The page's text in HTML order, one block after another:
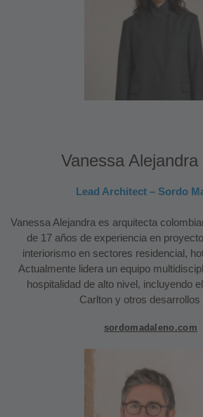
Vanessa
Lead Architect – Sordo
Vanessa Alejandra es arquitecta
de 17 años de experiencia en
interiorismo en sectores residencial,
Actualmente lidera un equipo
hospitalidad de alto nivel, incluyendo
Carlton y otros desarrollos
sordomadaleno.com